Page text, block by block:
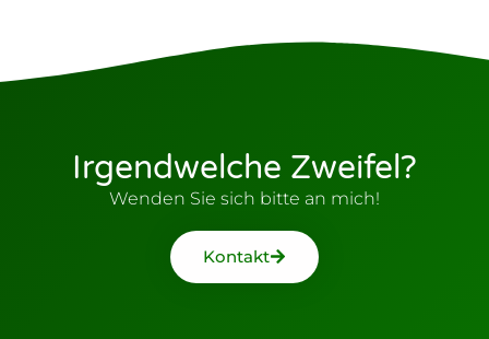
Irgendwelche Zweifel?
Wenden Sie sich bitte an mich!
Kontakt